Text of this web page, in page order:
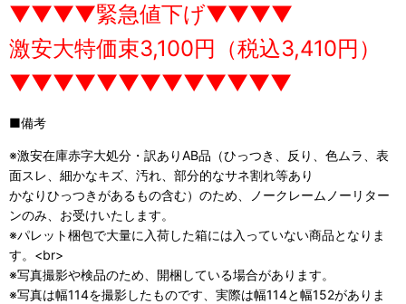
▼▼▼▼緊急値下げ▼▼▼▼
激安大特価束3,100円（税込3,410円）
▼▼▼▼▼▼▼▼▼▼▼▼▼
■備考
※激安在庫赤字大処分・訳ありAB品（ひっつき、反り、色ムラ、表
面スレ、細かなキズ、汚れ、部分的なサネ割れ等あり
かなりひっつきがあるもの含む）のため、ノークレームノーリター
ンのみ、お受けいたします。
※パレット梱包で大量に入荷した箱には入っていない商品となりま
す。<br>
※写真撮影や検品のため、開梱している場合があります。
※写真は幅114を撮影したものです、実際は幅114と幅152がありま